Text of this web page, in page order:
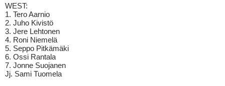
WEST:
1. Tero Aarnio
2. Juho Kivistö
3. Jere Lehtonen
4. Roni Niemelä
5. Seppo Pitkämäki
6. Ossi Rantala
7. Jonne Suojanen
Jj. Sami Tuomela